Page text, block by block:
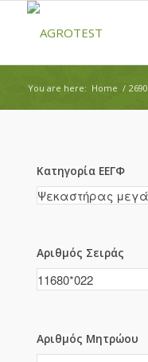
You are here: Home / 2690
Κατηγορία ΕΕΓΦ
Αριθμός Σειράς
Αριθμός Μητρώου